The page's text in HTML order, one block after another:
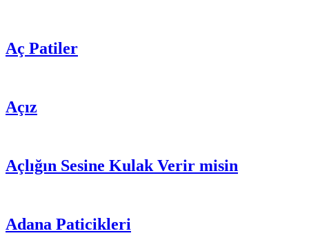
Aç Patiler
Açız
Açlığın Sesine Kulak Verir misin
Adana Paticikleri